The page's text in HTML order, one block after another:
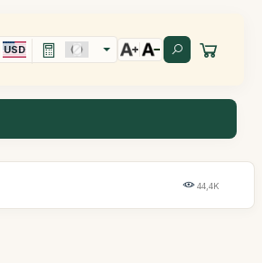
USD
44,4K